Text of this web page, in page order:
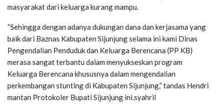
masyarakat dari keluarga kurang mampu.
“Sehingga dengan adanya dukungan dana dan kerjasama yang
baik dari Baznas Kabupaten Sijunjung selama ini kami Dinas
Pengendalian Penduduk dan Keluarga Berencana (PP KB)
merasa sangat terbantu dalam menyukseskan program
Keluarga Berencana khususnya dalam mengendalian
perkembangan stunting di Kabupaten Sijunjung,” tandas Hendri
mantan Protokoler Bupati Sijunjung ini.syahril